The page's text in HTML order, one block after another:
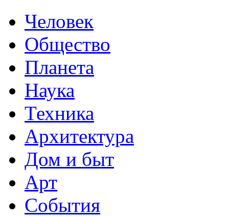
Человек
Общество
Планета
Наука
Техника
Архитектура
Дом и быт
Арт
События